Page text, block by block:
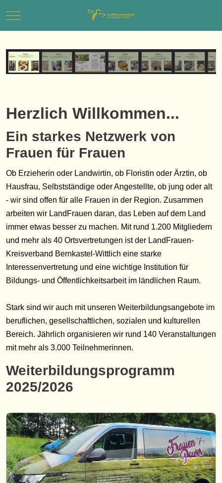
Mobile Menu Toggle
Herzlich Willkommen...
Ein starkes Netzwerk von
Frauen für Frauen
Ob Erzieherin oder Landwirtin, ob Floristin oder Ärztin, ob
Hausfrau, Selbstständige oder Angestellte, ob jung oder alt
- wir sind offen für alle Frauen in der Region. Zusammen
arbeiten wir LandFrauen daran, das Leben auf dem Land
immer etwas besser zu machen. Mit rund 1.200 Mitgliedern
und mehr als 40 Ortsvertretungen ist der LandFrauen-
Kreisverband Bernkastel-Wittlich eine starke
Interessenvertretung und eine wichtige Institution für
Bildungs- und Öffentlichkeitsarbeit im ländlichen Raum.
Stark sind wir auch mit unseren Weiterbildungsangebote im
beruflichen, gesellschaftlichen, sozialen und kulturellen
Bereich. Jährlich organisieren wir rund 140 Veranstaltungen
mit mehr als 3.000 Teilnehmerinnen.
Weiterbildungsprogramm
2025/2026